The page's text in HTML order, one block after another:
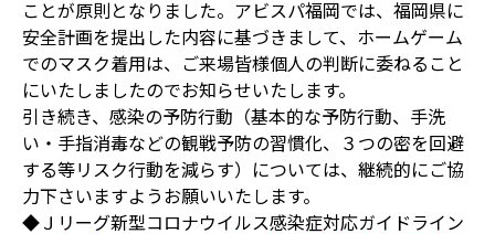
ことが原則となりました。アビスパ福岡では、福岡県に
安全計画を提出した内容に基づきまして、ホームゲーム
でのマスク着用は、ご来場皆様個人の判断に委ねること
にいたしましたのでお知らせいたします。
引き続き、感染の予防行動（基本的な予防行動、手洗
い・手指消毒などの観戦予防の習慣化、３つの密を回避
する等リスク行動を減らす）については、継続的にご協
力下さいますようお願いいたします。
◆Ｊリーグ新型コロナウイルス感染症対応ガイドライン